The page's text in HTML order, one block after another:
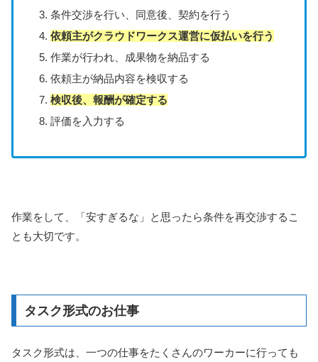
条件交渉を行い、同意後、契約を行う
依頼主がクラウドワークス運営に仮払いを行う
作業が行われ、成果物を納品する
依頼主が納品内容を検収する
検収後、報酬が確定する
評価を入力する
作業をして、「安すぎるな」と思ったら条件を再交渉するこ
とも大切です。
タスク形式のお仕事
タスク形式は、一つの仕事をたくさんのワーカーに行っても